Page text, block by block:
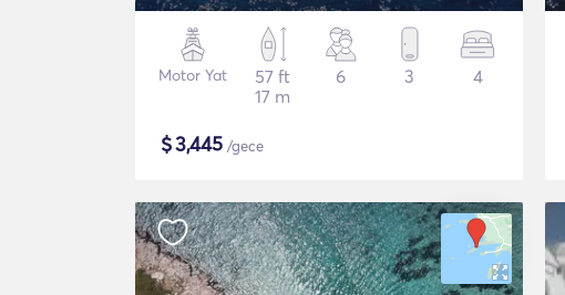
Motor Yat
57 ft
17 m
6 3 4
$3,445 /gece